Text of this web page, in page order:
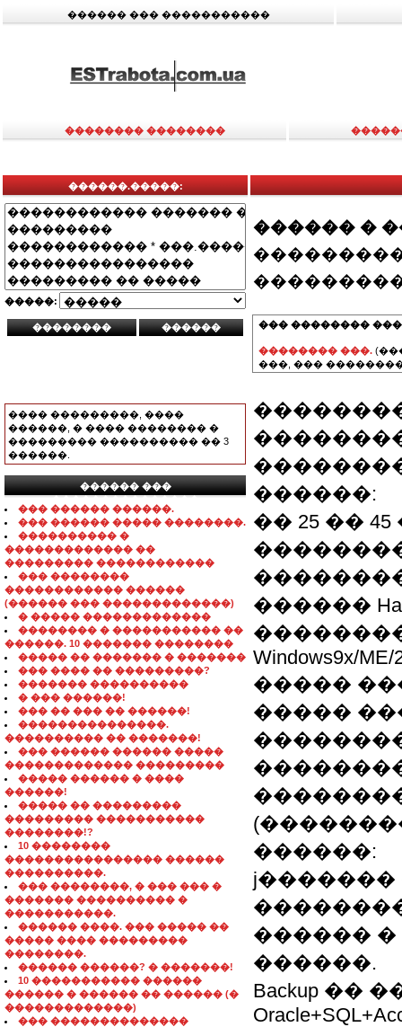
������ ��� �����������
�������� ��������
������.�����:
�����:
���� ���������, ����
������, � ���� �������� �
��������� ���������� �� 3
������.
������ ���
���������������
��� ������ ������.
��� ������ ����� ��������.
���������� �
������������� ��
��������� ������������
��� ��������
������������ ������
(������ ��� �������������)
� ����� �������������
�������� � ����������� ��
������. 10 ������� ��������
����� �� ������� � �������
��� ���� �� ���������?
������� ����������
� ��� ������!
��� �� ��� �� ������!
���������������.
���������� �� �������!
��� ������ ������ �����
������������� ���������
����� ������ � ����
������!
����� �� ���������
��������� �����������
��������!?
10 ��������
���������������� ������
����������.
��� ��������, � ��� ��� �
������� ���������� �
�����������.
������ ����. ��� ����� ��
����� ���� ���������
��������.
������ ������? � �������!
10 ����������� ������
������ � ������ �� ������ (�
�������������)
��� ��������������
������ �
��� ��������
�������� ���.
���, ���
������:
�� 25 ��
������
Windows9x/ME/
�����
�����
������:
������ �
������.
Backup